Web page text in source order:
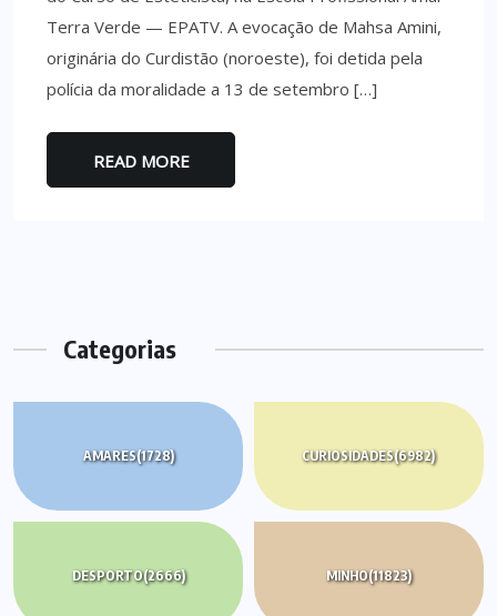
Terra Verde — EPATV. A evocação de Mahsa Amini,
originária do Curdistão (noroeste), foi detida pela
polícia da moralidade a 13 de setembro […]
READ MORE
Categorias
AMARES(1728) CURIOSIDADES(6982)
DESPORTO(2666) MINHO(11823)